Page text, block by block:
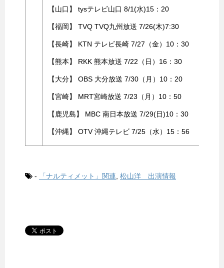
【山口】 tysテレビ山口 8/1(水)15：20
【福岡】 TVQ TVQ九州放送 7/26(木)7:30
【長崎】 KTN テレビ長崎 7/27（金）10：30
【熊本】 RKK 熊本放送 7/22（日）16：30
【大分】 OBS 大分放送 7/30（月）10：20
【宮崎】 MRT宮崎放送 7/23（月）10：50
【鹿児島】 MBC 南日本放送 7/29(日)10：30
【沖縄】 OTV 沖縄テレビ 7/25（水）15：56
- 「ナルティメット」関連 松山洋 出演情報